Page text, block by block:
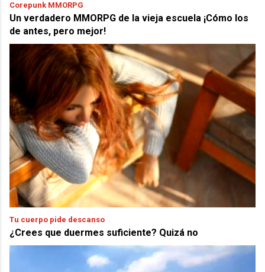
Corepunk MMORPG
Un verdadero MMORPG de la vieja escuela ¡Cómo los
de antes, pero mejor!
Tu cuerpo pide descanso
¿Crees que duermes suficiente? Quizá no